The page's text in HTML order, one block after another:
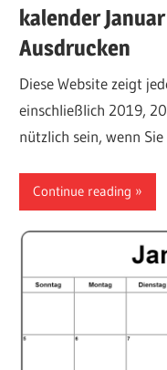
kalender
Ausdrucken
Diese Website zeigt
einschließlich 2019,
nützlich sein, wenn
Continue reading